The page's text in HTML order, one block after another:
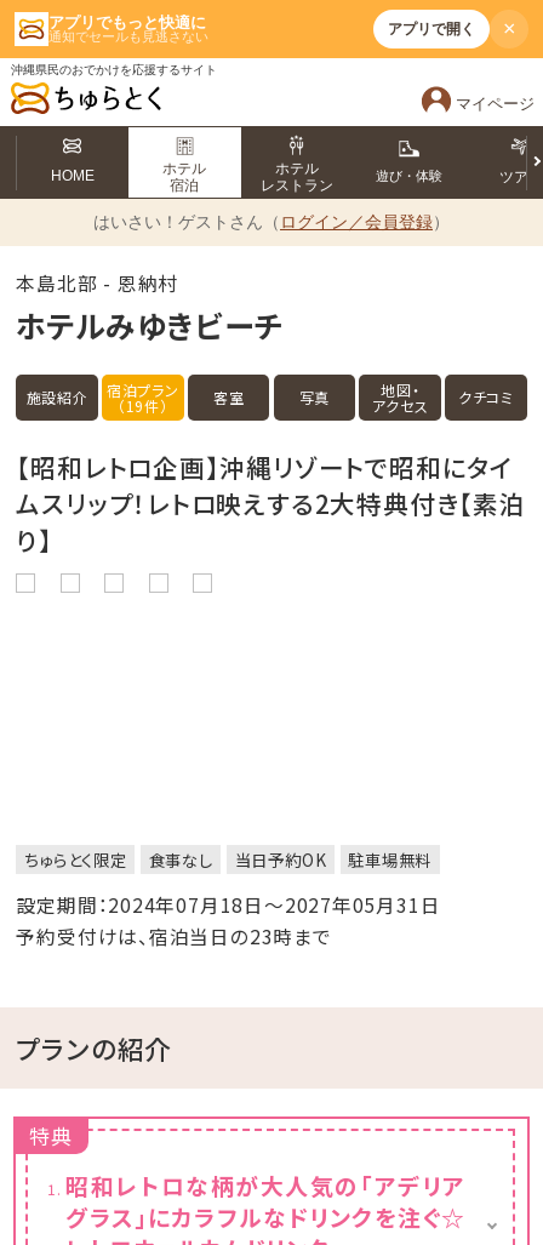
アプリでもっと快適に
通知でセールも見逃さない アプリで開く ×
沖縄県民のおでかけを応援するサイト
マイページ
HOME
ホテル
宿泊
ホテル
レストラン
遊び・体験 ツアー
はいさい！ ゲストさん（ ログイン／会員登録）
本島北部 - 恩納村
ホテルみゆきビーチ
施設紹介 宿泊プラン
（19件） 客室 写真 地図・
アクセス クチコミ
【昭和レトロ企画】沖縄リゾートで昭和にタイ
ムスリップ！レトロ映えする2大特典付き【素泊
り】
ちゅらとく限定 食事なし 当日予約OK 駐車場無料
設定期間：2024年07月18日～2027年05月31日
予約受付けは、宿泊当日の23時まで
プランの紹介
特典
昭和レトロな柄が大人気の「アデリア
グラス」にカラフルなドリンクを注ぐ☆